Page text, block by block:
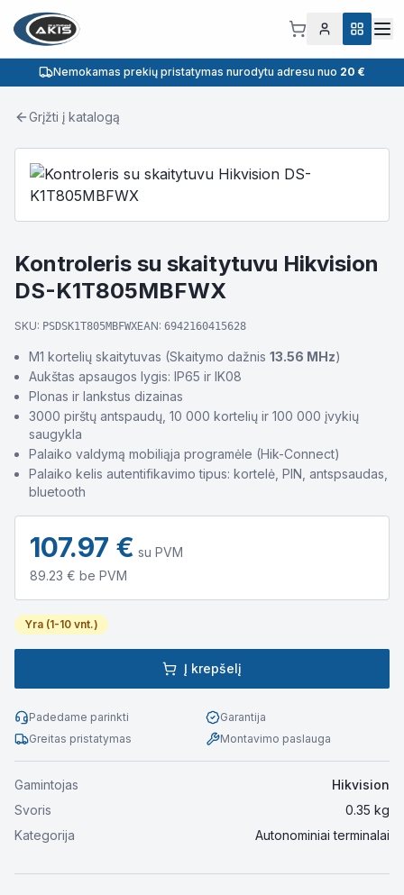
Nemokamas prekių pristatymas nurodytu adresu nuo 20 €
Grįžti į katalogą
Kontroleris su skaitytuvu Hikvision
DS-K1T805MBFWX
SKU: PSDSK1T805MBFWXEAN: 6942160415628
M1 kortelių skaitytuvas (Skaitymo dažnis 13.56 MHz)
Aukštas apsaugos lygis: IP65 ir IK08
Plonas ir lankstus dizainas
3000 pirštų antspaudų, 10 000 kortelių ir 100 000 įvykių
saugykla
Palaiko valdymą mobiliąja programėle (Hik-Connect)
Palaiko kelis autentifikavimo tipus: kortelė, PIN, antspsaudas,
bluetooth
107.97 € su PVM
89.23 € be PVM
Yra (1-10 vnt.)
Į krepšelį
Padedame parinkti
Garantija
Greitas pristatymas
Montavimo paslauga
Gamintojas
Hikvision
Svoris
0.35 kg
Kategorija
Autonominiai terminalai